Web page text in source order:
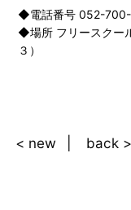
◆電話番号 052-700-
◆場所 フリースクー
３）
< new back >